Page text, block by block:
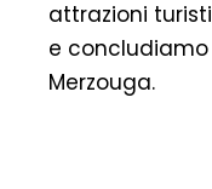
attrazioni
e concludiamo
Merzouga.